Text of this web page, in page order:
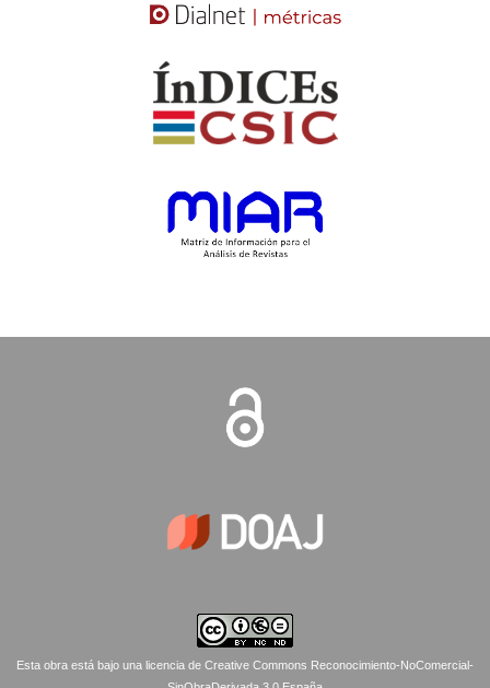
Esta obra está bajo una licencia de Creative Commons Reconocimiento-NoComercial-